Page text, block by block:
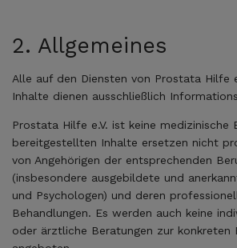
2. Allgemeines
Alle auf den Diensten von Prostata Hilfe
Inhalte dienen ausschließlich
Prostata Hilfe e.V. ist keine medizinische
bereitgestellten Inhalte ersetzen nicht
von Angehörigen der entsprechenden
(insbesondere ausgebildete und
und Psychologen) und deren
Behandlungen. Es werden auch keine
oder ärztliche Beratungen zur konkreten